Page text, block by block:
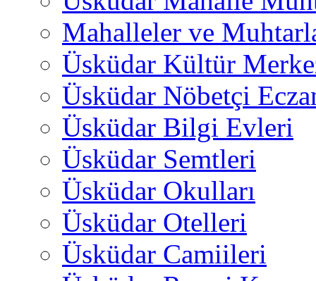
Mahalleler ve
Üsküdar Kültür
Üsküdar Nöbetçi
Üsküdar Bilgi Evleri
Üsküdar Semtleri
Üsküdar Okulları
Üsküdar Otelleri
Üsküdar Camiileri